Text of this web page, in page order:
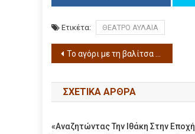
Ετικέτα: ΘΕΑΤΡΟ ΑΥΛΑΙΑ
Το αγόρι με τη βαλίτσα του Μάικ Κένι απο το Θεάτρου εΦ στο θέατρο «Κλειώ» του Τμήματος Θεάτρου της Σχολής Καλών Τεχνών του ΑΠΘ.
ΣΧΕΤΙΚΆ ΆΡΘΡΑ
«Αναζητώντας Την Ιθάκη Στην Εποχή